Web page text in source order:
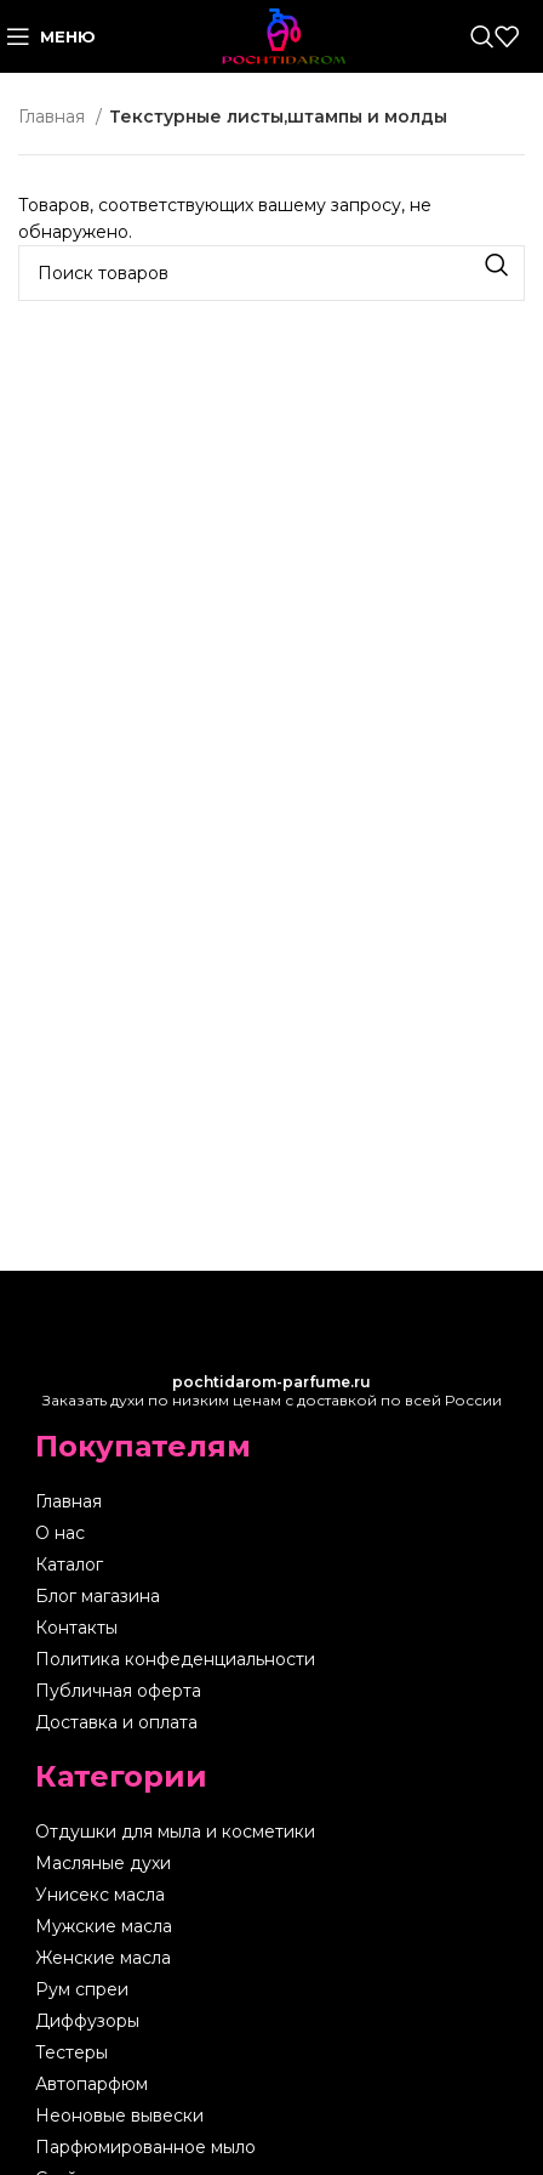
МЕНЮ
Главная Текстурные листы,штампы и молды
Товаров, соответствующих вашему запросу, не
обнаружено.
pochtidarom-parfume.ru
Заказать духи по низким ценам с доставкой по всей России
Покупателям
Главная
О нас
Каталог
Блог магазина
Контакты
Политика конфеденциальности
Публичная оферта
Доставка и оплата
Категории
Отдушки для мыла и косметики
Масляные духи
Унисекс масла
Мужские масла
Женские масла
Рум спреи
Диффузоры
Тестеры
Автопарфюм
Неоновые вывески
Парфюмированное мыло